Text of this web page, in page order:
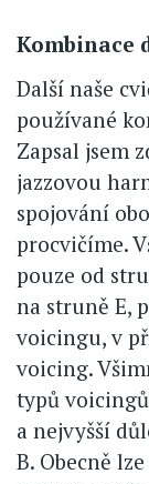
Kombinace
Další naše
používané
Zapsal jsem
jazzovou
spojování
procvičíme.
pouze od
na struně E,
voicingu, v
voicing.
typů
a nejvyšší
B. Obecně